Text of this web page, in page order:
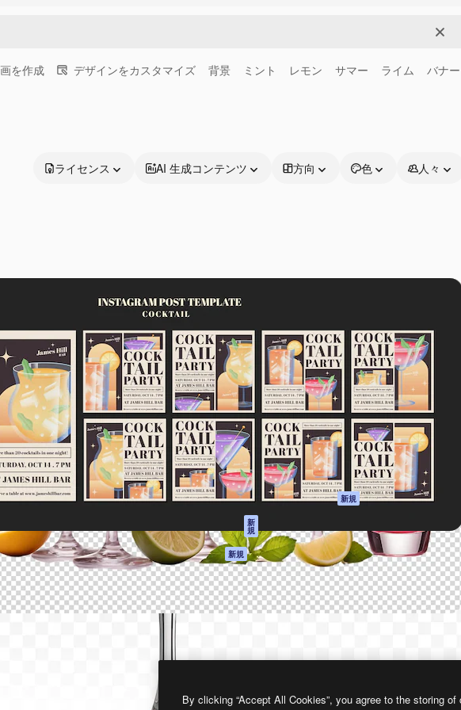
消去
を作成 デザインをカスタマイズ 背景 ミント レモン サマー ライム バナー
ライセンス AI 生成コンテンツ 方向 色 人々
ティブ制作を導くためのプラ
。クリエイター、企業、代理
含む100万人以上が利用して
製品
Spaces
AI アシスタント
AI 画像生成ツール
AI 動画生成ツール
AI 音声合成ツール
ストックコンテン
ツ
向けMCP
新
規
エージェント 新規
API
モバイルアプリ
すべてのMagnificツ
ール
はじめに
Academy
ドキュメント
サポート
利用規約
プライバシーポリ
シー
オリジナル 新規
トラストセンター
アフィリエイト
法人向け
運営
料金
会社概要
Reviews
採用情報
検索トレ
ブログ
イベント
コンテン
する
プレスル
ですか？
By clicking “Accept All Cookies”, you agree to the storing